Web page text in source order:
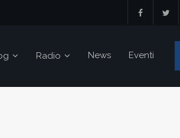
Radio News Eventi